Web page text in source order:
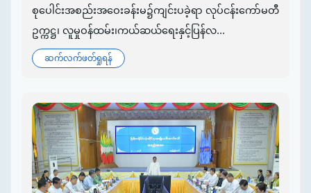
စုပေါင်းအစည်းအဝေးခန်းမ၌ကျင်းပခဲ့ရာ လုပ်ငန်းကော်မတီ
ဥက္ကဋ္ဌ၊ လူမှုဝန်ထမ်း၊ကယ်ဆယ်ရေးနှင့်ပြန်လ...
ဆက်လက်ဖတ်ရှုရန်